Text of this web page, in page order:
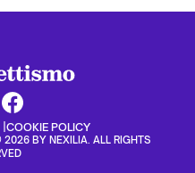
COOKIE POLICY
BY NEXILIA. ALL RIGHTS